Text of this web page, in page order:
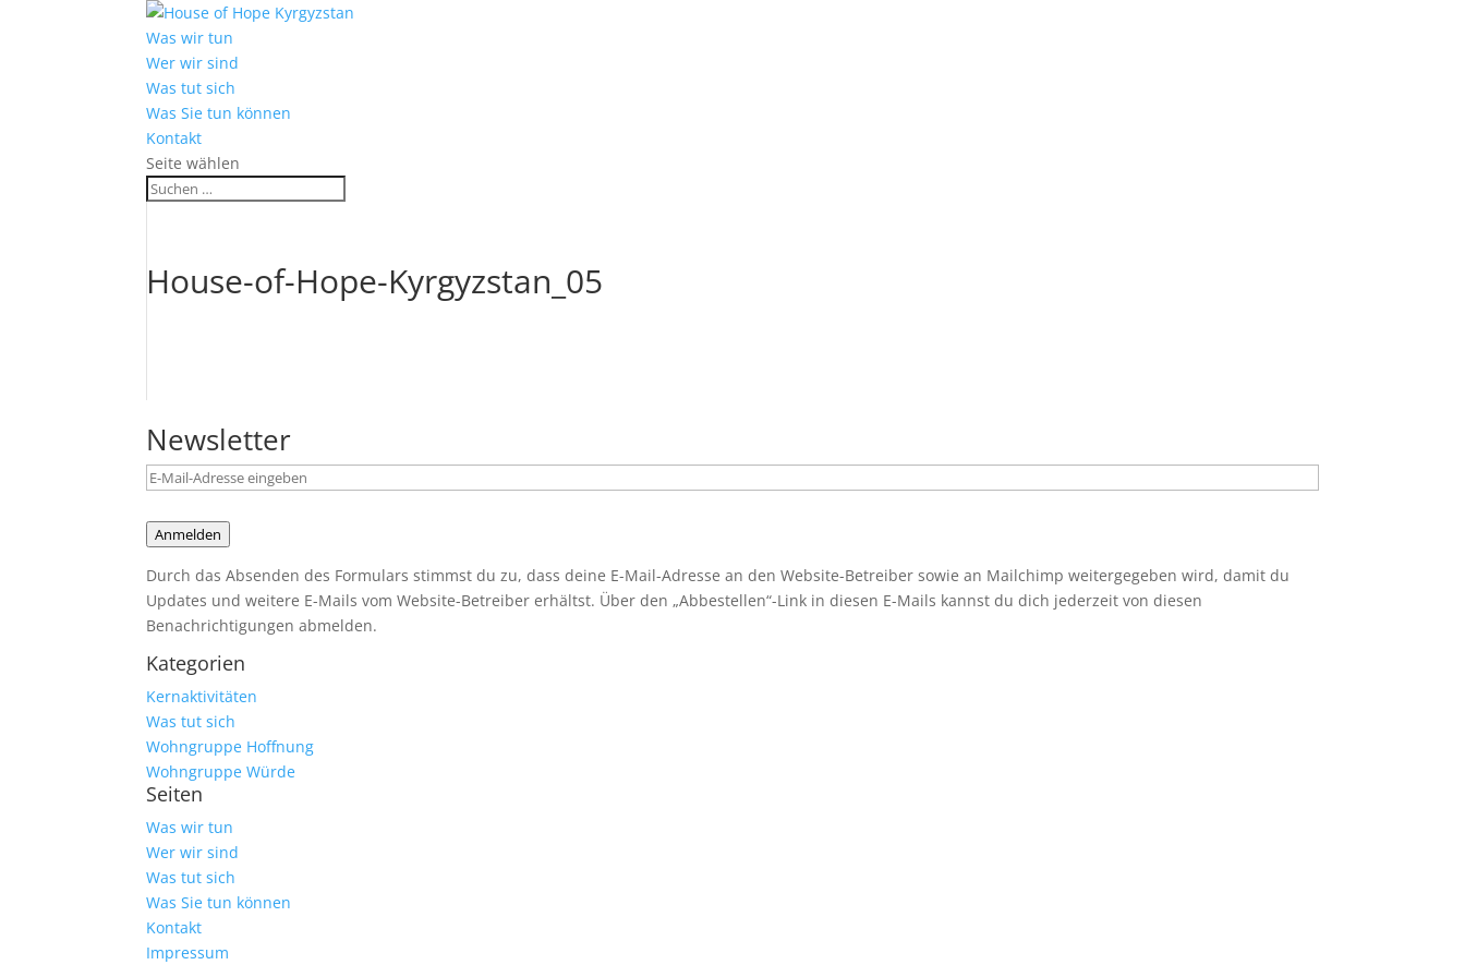
Was wir tun
Wer wir sind
Was tut sich
Was Sie tun können
Kontakt
Seite wählen
House-of-Hope-Kyrgyzstan_05
Newsletter
Anmelden
Durch das Absenden des Formulars stimmst du zu, dass deine E-Mail-Adresse an den Website-Betreiber sowie an Mailchimp weitergegeben wird, damit du
Updates und weitere E-Mails vom Website-Betreiber erhältst. Über den „Abbestellen“-Link in diesen E-Mails kannst du dich jederzeit von diesen
Benachrichtigungen abmelden.
Kategorien
Kernaktivitäten
Was tut sich
Wohngruppe Hoffnung
Wohngruppe Würde
Seiten
Was wir tun
Wer wir sind
Was tut sich
Was Sie tun können
Kontakt
Impressum